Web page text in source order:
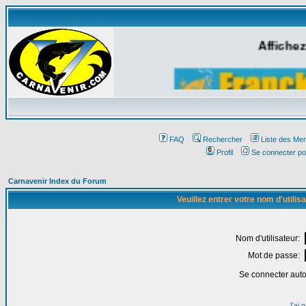
FAQ Rechercher
Liste des
Profil
Se connecter
Carnavenir Index du Forum
Veuillez entrer votre nom
Nom d'utilisateur:
Mot de passe:
Se connecter